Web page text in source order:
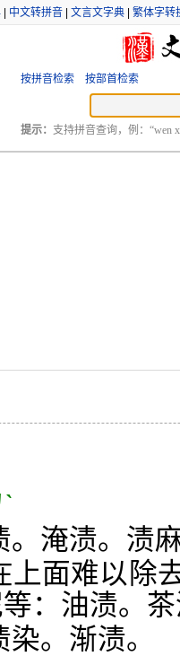
中文转拼音 文言文字典 繁体字转
按拼音检索 按部首检索
提示： 支持拼音查询，例：“wen
淹渍。渍
面难以除
：油渍。
。渐渍。